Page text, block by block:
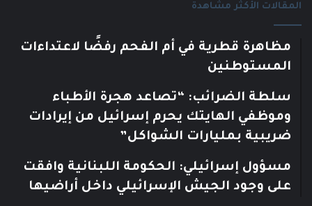
المقالات الأكثر مشاهدة
مظاهرة قطرية في أم الفحم رفضًا لاعتداءات
المستوطنين
سلطة الضرائب: “تصاعد هجرة الأطباء
وموظفي الهايتك يحرم إسرائيل من إيرادات
ضريبية بمليارات الشواكل”
مسؤول إسرائيلي: الحكومة اللبنانية وافقت
على وجود الجيش الإسرائيلي داخل أراضيها